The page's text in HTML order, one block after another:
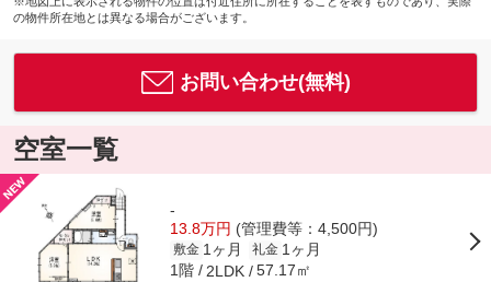
の物件所在地とは異なる場合がございます。
お問い合わせ(無料)
空室一覧
-
13.8万円 (管理費等：4,500円)
敷金 1ヶ月 礼金 1ヶ月
1階 2LDK 57.17㎡